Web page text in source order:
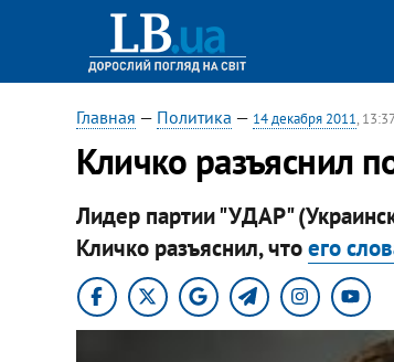
Главная — Политика — 14 декабря 2011, 13:37
Кличко разъяснил
Лидер партии "УДАР"
Кличко разъяснил, чтоего